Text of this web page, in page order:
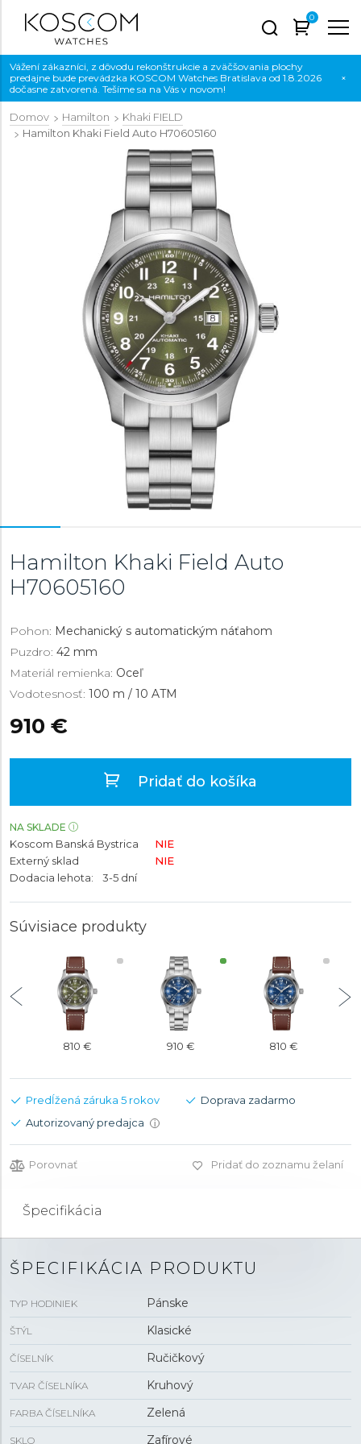
0
Vážení zákazníci, z dôvodu rekonštrukcie a zväčšovania plochy
predajne bude prevádzka KOSCOM Watches Bratislava od 1.8.2026
dočasne zatvorená. Tešíme sa na Vás v novom!
×
Domov Hamilton
Khaki FIELD
Hamilton Khaki Field Auto H70605160
Hamilton Khaki Field Auto
H70605160
Pohon: Mechanický s automatickým náťahom
Puzdro: 42 mm
Materiál remienka: Oceľ
Vodotesnosť: 100 m / 10 ATM
910 €
Pridať do košíka
NA SKLADE
Koscom Banská Bystrica
NIE
Externý sklad
NIE
Dodacia lehota:
3-5 dní
Súvisiace produkty
810 € 910 € 810 €
Predĺžená záruka 5 rokov
Doprava zadarmo
Autorizovaný predajca
i
Porovnať Pridať do zoznamu želaní
Špecifikácia
ŠPECIFIKÁCIA PRODUKTU
TYP HODINIEK Pánske
ŠTÝL Klasické
ČÍSELNÍK Ručičkový
TVAR ČÍSELNÍKA Kruhový
FARBA ČÍSELNÍKA Zelená
SKLO Zafírové